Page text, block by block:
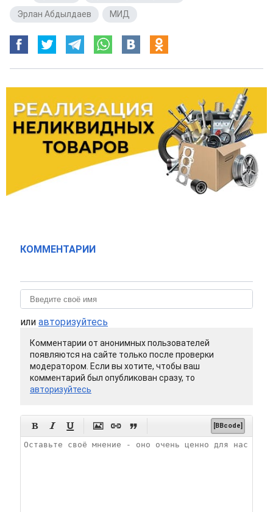
Эрлан Абдылдаев
МИД
КОММЕНТАРИИ
или авторизуйтесь
Комментарии от анонимных пользователей
появляются на сайте только после проверки
модератором. Если вы хотите, чтобы ваш
комментарий был опубликован сразу, то
авторизуйтесь
      [BBcode]